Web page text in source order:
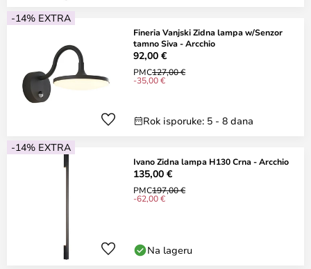
-14% EXTRA
Fineria Vanjski Zidna lampa w/Senzor
tamno Siva - Arcchio
92,00 €
PMC127,00 €
-35,00 €
Rok isporuke: 5 - 8 dana
-14% EXTRA
Ivano Zidna lampa H130 Crna - Arcchio
135,00 €
PMC197,00 €
-62,00 €
Na lageru